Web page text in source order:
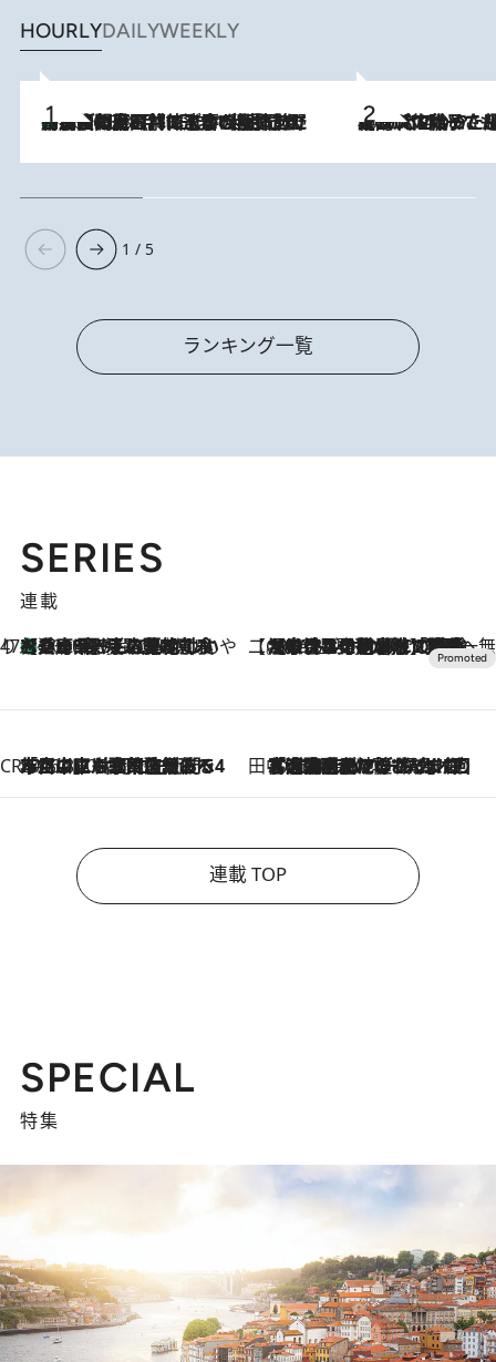
HOURLYDAILYWEEKLY
2026.8.8
「最後に見られてよかった」上野動物園の東園パンダ舎が解体前に特別公開。8月16日まで延長されたパネル展と共に辿る“半世紀”のパンダ飼育《解体工事の図面あり》 2026.8.5
【阿川佐和子さんの年とる力】なぜ70代で始めた趣味は“こんなに楽しい”のか？ ピアノ、俳句…スランプに陥っても続けられる“ある秘訣”とは
1 / 5
ランキング一覧
SERIES
連載
47都道府県の手みやげ ひんやりスイーツで夏を満喫
2026.8.8
【兵庫県】この夏絶対食べたい 冷やしておいしいおやつ3選 淡路島の恵みをジェラートに集約 【CREA×星野リゾート】唯一無二。癒しと発見が待つ場所へ
2026.8.7
【トンボの足水浴】ヒノキの香りに包まれて涼感マックス！約13℃の湧水かけ流しを避暑地「星野温泉 トンボの湯」で体験
CREA'S CHOICE
2026.8.7
「立川にも歌舞伎があるんだよ」 片岡仁左衛門・市川中車ら豪華座組みで4年目の立川立飛歌舞伎へ 田中稲の勝手に再ブーム
2026.8.7
「湘南乃風に憧れて」観客大盛上がりの“タオル回し”に、ラッパー顔負けの高速歌唱まで…さだまさし（74）のアグレッシブすぎる現在地
連載 TOP
SPECIAL
特集